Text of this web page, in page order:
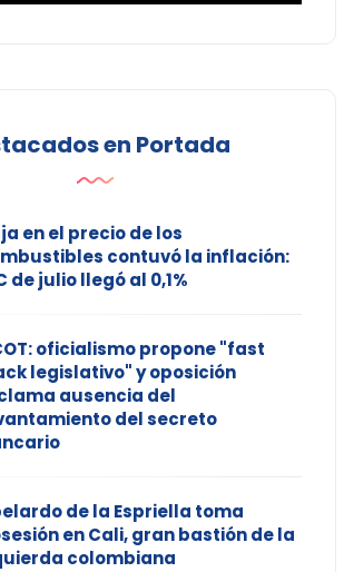
en Portada
en el precio de los
contuvó la inflación:
de julio llegó al 0,1%
oficialismo propone "fast
legislativo" y oposición
ausencia del
del secreto
de la Espriella toma
en Cali, gran bastión de la
colombiana